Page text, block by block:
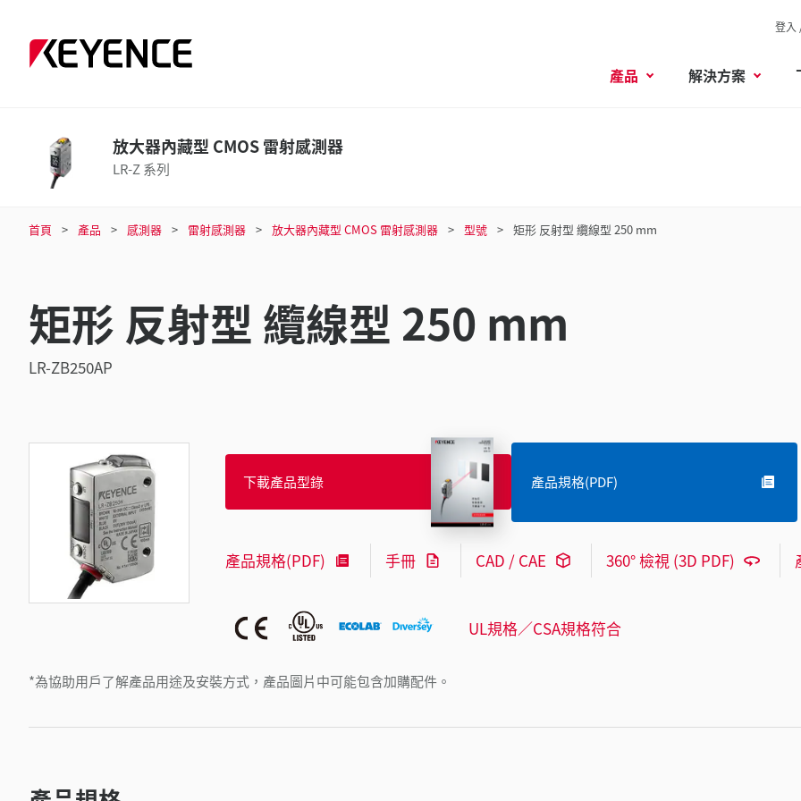
登入
產品 解決方案
放大器內藏型 CMOS 雷射感測器
LR-Z 系列
首頁 產品 感測器 雷射感測器 放大器內藏型 CMOS 雷射感測器 型號 矩形 反射型 纜線型 250 mm
矩形 反射型 纜線型 250 mm
LR-ZB250AP
*為協助用戶了解產品用途及安裝方式，產品圖片中可能包含加購配件。
下載產品型錄 產品規格(PDF)
產品規格(PDF) 手冊 CAD / CAE 360° 檢視 (3D PDF)
UL規格／CSA規格符合